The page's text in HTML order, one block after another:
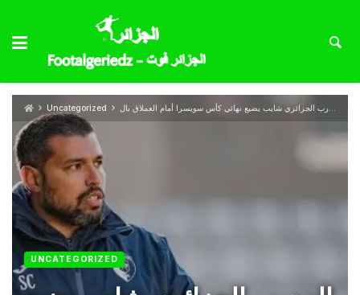
Uncategorized المدرب الجزائري شايب يضيع نهائي كأس سويسرا أمام العملاق بال
UNCATEGORIZED